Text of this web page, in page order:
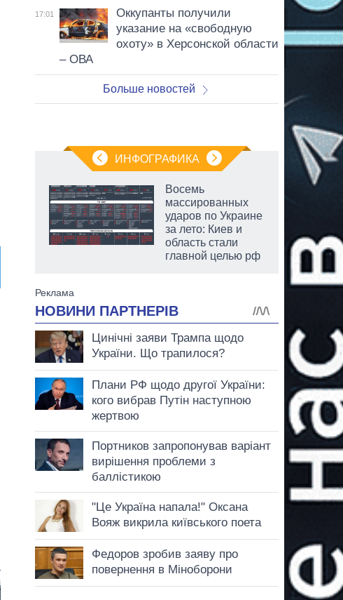
17:01
Оккупанты получили
указание на «свободную
охоту» в Херсонской области
– ОВА
Больше новостей
ИНФОГРАФИКА
Восемь
массированных
ударов по Украине
за лето: Киев и
область стали
главной целью рф